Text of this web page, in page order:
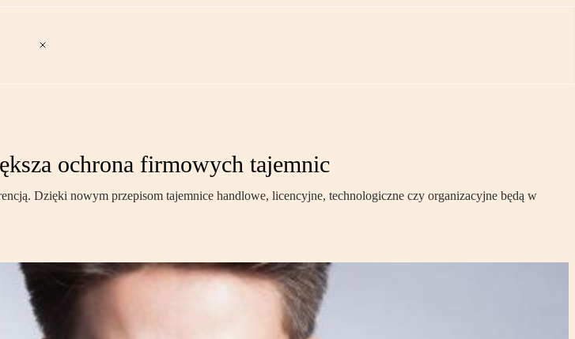
ochrona firmowych tajemnic
Dzięki nowym przepisom tajemnice handlowe, licencyjne, technologiczne czy organizacyjne będą w